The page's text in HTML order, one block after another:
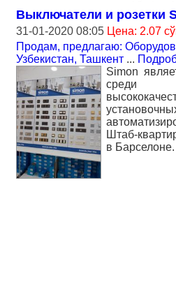
Выключатели и розетки
31-01-2020 08:05 Цена: 2.07
Продам, предлагаю:
Узбекистан, Ташкент ...
Simon
среди
Штаб-
в Барселоне.